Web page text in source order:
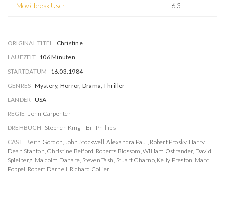
Moviebreak User 6.3
ORIGINAL TITEL Christine
LAUFZEIT 106 Minuten
STARTDATUM
16.03.1984
GENRES Mystery, Horror, Drama, Thriller
LÄNDER USA
REGIE John Carpenter
DREHBUCH Stephen King
Bill Phillips
CAST Keith Gordon, John Stockwell,Alexandra Paul, Robert Prosky, Harry
Dean Stanton, Christine Belford, Roberts Blossom,William Ostrander, David
Spielberg, Malcolm Danare, Steven Tash, Stuart Charno, Kelly Preston, Marc
Poppel, Robert Darnell, Richard Collier